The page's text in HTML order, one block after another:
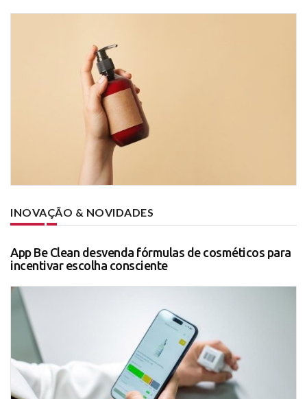
INOVAÇÃO & NOVIDADES
App Be Clean desvenda fórmulas de cosméticos para
incentivar escolha consciente